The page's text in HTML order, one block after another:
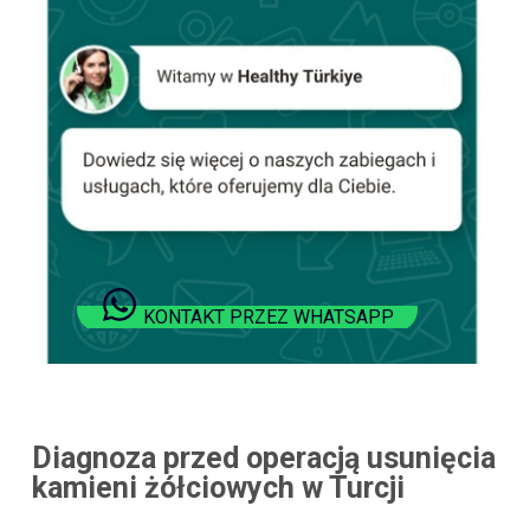
KONTAKT PRZEZ WHATSAPP
Diagnoza przed operacją usunięcia
kamieni żółciowych w Turcji